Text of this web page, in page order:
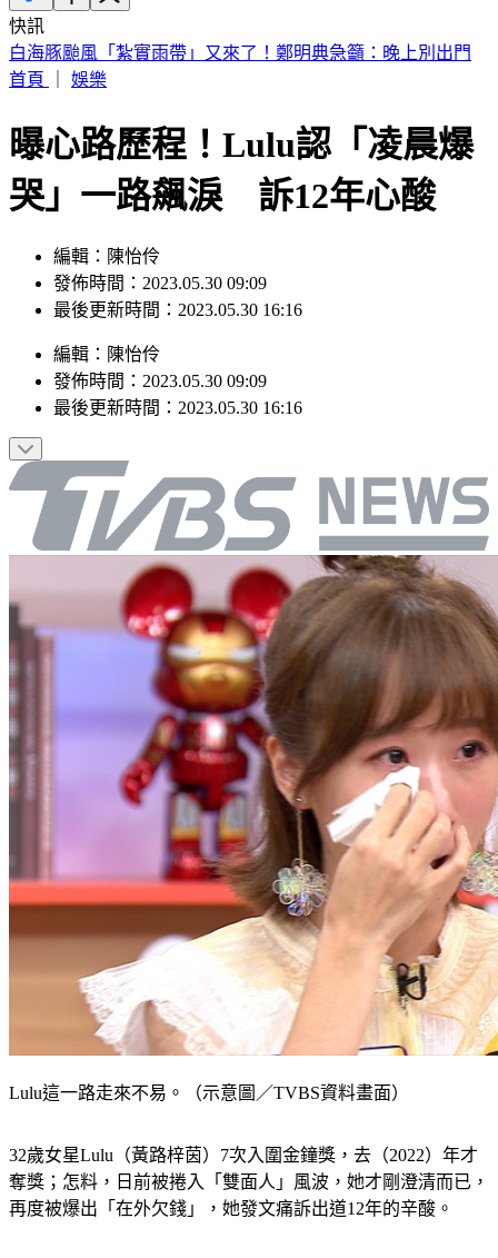
快訊
別只看台積電！ 外媒點名「2檔AI設備股」快上車
首頁
娛樂
曝心路歷程！Lulu認「凌晨爆
哭」一路飆淚 訴12年心酸
編輯：陳怡伶
發佈時間：2023.05.30 09:09
最後更新時間：2023.05.30 16:16
編輯 ： 陳怡伶
發佈時間： 2023.05.30 09:09
最後更新時間： 2023.05.30 16:16
Lulu這一路走來不易。（示意圖／TVBS資料畫面）
32歲女星Lulu（黃路梓茵）7次入圍金鐘獎，去（2022）年才
奪獎；怎料，日前被捲入「雙面人」風波，她才剛澄清而已，
再度被爆出「在外欠錢」，她發文痛訴出道12年的辛酸。